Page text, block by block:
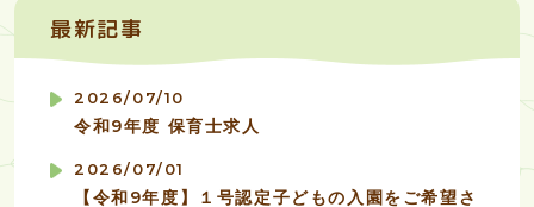
最新記事
2026/07/10
令和9年度 保育士求人
2026/07/01
【令和9年度】１号認定子どもの入園をご希望さ